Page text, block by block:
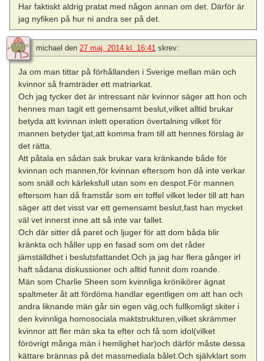
Har faktiskt aldrig pratat med någon annan om det. Därför är
jag nyfiken på hur ni andra ser på det.
michael den 27 maj, 2014 kl. 16:41 skrev:
Ja om man tittar på förhållanden i Sverige mellan män och
kvinnor så framträder ett matriarkat.
Och jag tycker det är intressant när kvinnor säger att hon och
hennes man tagit ett gemensamt beslut,vilket alltid brukar
betyda att kvinnan inlett operation övertalning vilket för
mannen betyder tjat,att komma fram till att hennes förslag är
det rätta.
Att påtala en sådan sak brukar vara kränkande både för
kvinnan och mannen,för kvinnan eftersom hon då inte verkar
som snäll och kärleksfull utan som en despot.För mannen
eftersom han då framstår som en toffel vilket leder till att han
säger att det visst var ett gemensamt beslut,fast han mycket
väl vet innerst inne att så inte var fallet.
Och där sitter då paret och ljuger för att dom båda blir
kränkta och håller upp en fasad som om det råder
jämställdhet i beslutsfattandet.Och ja jag har flera gånger irl
haft sådana diskussioner och alltid funnit dom roande.
Män som Charlie Sheen som kvinnliga krönikörer ägnat
spaltmeter åt att fördöma handlar egentligen om att han och
andra liknande män går sin egen väg,och fullkomligt skiter i
den kvinnliga homosociala maktstrukturen,vilket skrämmer
kvinnor att fler män ska ta efter och få som idol(vilket
förövrigt många män i hemlighet har)och därför måste dessa
kättare brännas på det massmediala bålet.Och självklart som